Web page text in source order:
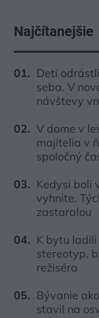
Najčítanejšie
Deti
seba. V
návštevy
V dome v
majitelia v
spoločný
Kedysi boli
vyhnite.
zastaralou
K bytu
stereotyp,
režiséra
Bývanie
stavil na